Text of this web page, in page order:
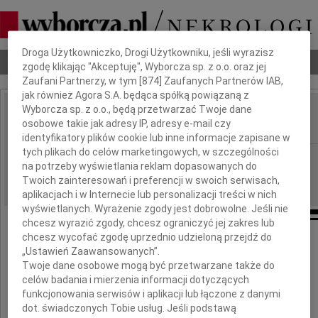
Nekrologi Odeszli Poradnik pogrzebowy
IMIĘ I NAZWISKO: Andrzej Jaworski
REGION: Wrocław
DATA EMISJI: 08.03.2011
Dnia 4 marca 2011 roku zmarł
Andrzej Jaworski
Dbamy o Twoją prywatność
Droga Użytkowniczko, Drogi Użytkowniku, jeśli wyrazisz
zgodę klikając "Akceptuję", Wyborcza sp. z o.o. oraz jej
Zaufani Partnerzy, w tym [874 ] Zaufanych Partnerów IAB,
jak również Agora S.A. będąca spółką powiązaną z
Wyborcza sp. z o.o., będą przetwarzać Twoje dane
osobowe takie jak adresy IP, adresy e-mail czy
identyfikatory plików cookie lub inne informacje zapisane w
tych plikach do celów marketingowych, w szczególności
na potrzeby wyświetlania reklam dopasowanych do
Twoich zainteresowań i preferencji w swoich serwisach,
aplikacjach i w Internecie lub personalizacji treści w nich
wyświetlanych. Wyrażenie zgody jest dobrowolne. Jeśli nie
chcesz wyrazić zgody, chcesz ograniczyć jej zakres lub
chcesz wycofać zgodę uprzednio udzieloną przejdź do
„Ustawień Zaawansowanych”.
Twoje dane osobowe mogą być przetwarzane także do
celów badania i mierzenia informacji dotyczących
funkcjonowania serwisów i aplikacji lub łączone z danymi
dot. świadczonych Tobie usług. Jeśli podstawą